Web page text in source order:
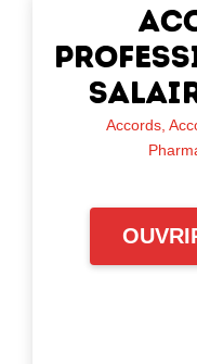
DANS
Accords ,